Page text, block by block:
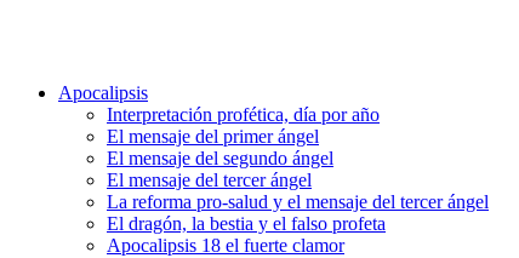
Apocalipsis
Interpretación profética, día por año
El mensaje del primer ángel
El mensaje del segundo ángel
El mensaje del tercer ángel
La reforma pro-salud y el mensaje del tercer ángel
El dragón, la bestia y el falso profeta
Apocalipsis 18 el fuerte clamor